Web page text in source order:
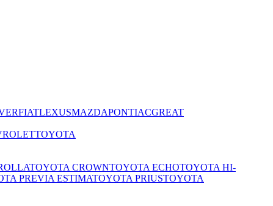
FIATLEXUSMAZDAPONTIACGREAT
TOYOTA
TOYOTA CROWNTOYOTA ECHOTOYOTA HI-
PREVIA ESTIMATOYOTA PRIUSTOYOTA